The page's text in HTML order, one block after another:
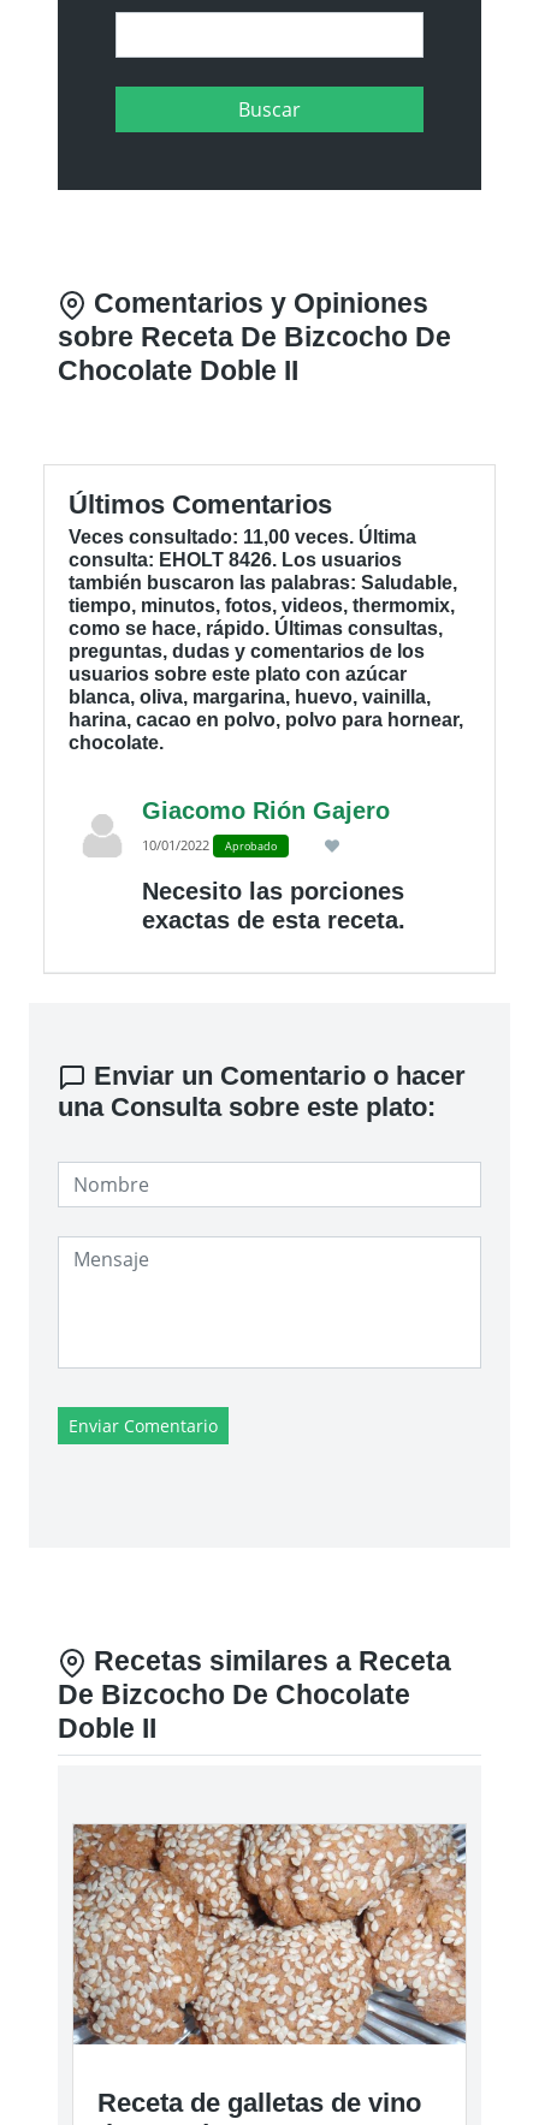
Comentarios y Opiniones
sobre Receta De Bizcocho De
Chocolate Doble II
Últimos Comentarios
Veces consultado: 11,00 veces. Última
consulta: EHOLT 8426. Los usuarios
también buscaron las palabras: Saludable,
tiempo, minutos, fotos, videos, thermomix,
como se hace, rápido. Últimas consultas,
preguntas, dudas y comentarios de los
usuarios sobre este plato con azúcar
blanca, oliva, margarina, huevo, vainilla,
harina, cacao en polvo, polvo para hornear,
chocolate.
Giacomo Rión Gajero
10/01/2022 Aprobado
Necesito las porciones
exactas de esta receta.
Enviar un Comentario o hacer
una Consulta sobre este plato:
Enviar Comentario
Recetas similares a Receta
De Bizcocho De Chocolate
Doble II
Receta de galletas de vino